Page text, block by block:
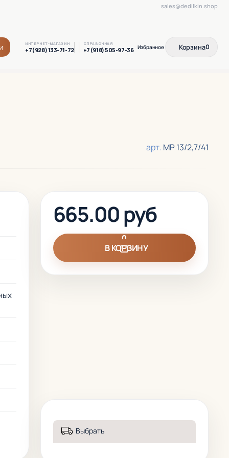
sales@dedilkin.shop
ИНТЕРНЕТ-МАГАЗИН
+7(928) 133-71-72
СПРАВОЧНАЯ
+7(918) 505-97-36 Корзина0
арт. МР 13/2,7/41
665.00 руб
В КОРЗИНУ
Выбрать